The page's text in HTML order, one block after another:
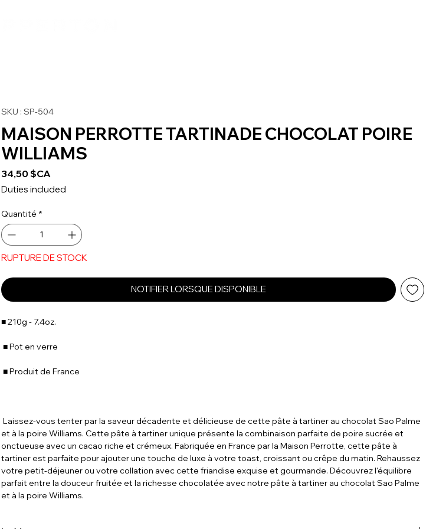
SKU : SP-504
MAISON PERROTTE TARTINADE CHOCOLAT POIRE
WILLIAMS
34,50 $CAPrix
Duties included
Quantité *
RUPTURE DE STOCK
NOTIFIER LORSQUE DISPONIBLE
■ 210g - 7.4oz.
■ Pot en verre
■ Produit de France
Laissez-vous tenter par la saveur décadente et délicieuse de cette pâte à tartiner au chocolat Sao Palme
et à la poire Williams. Cette pâte à tartiner unique présente la combinaison parfaite de poire sucrée et
onctueuse avec un cacao riche et crémeux. Fabriquée en France par la Maison Perrotte, cette pâte à
tartiner est parfaite pour ajouter une touche de luxe à votre toast, croissant ou crêpe du matin. Rehaussez
votre petit-déjeuner ou votre collation avec cette friandise exquise et gourmande. Découvrez l'équilibre
parfait entre la douceur fruitée et la richesse chocolatée avec notre pâte à tartiner au chocolat Sao Palme
et à la poire Williams.